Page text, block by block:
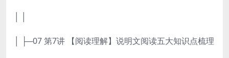
│ ├─07 第7讲 【阅读理解】说明文阅读五大知识点梳理